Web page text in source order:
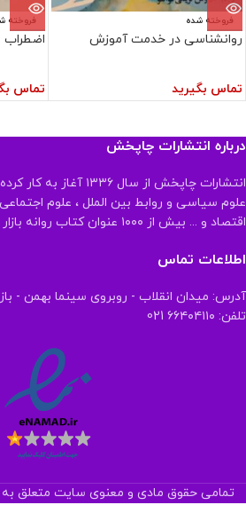
فروخته شده
روانشناسی در خدمت آموزش
تماس بگیرید
فروخته
اضطراب
تماس
درباره انتشارات چاپخش
انتشارات چاپخش از سال
علوم سیاسی و روابط بین الملل ، علوم
اقتصاد و ... بیش از ۱۰۰۰ عنوان کتاب روانه بازار نشر کرده است .
اطلاعات تماس
آدرس: میدان انقلاب - روبروی سینما بهمن -
تلفن: ۶۶۴۰۴۱۱۰ 021
تمامی حقوق مادی و معنوی سایت متعلق